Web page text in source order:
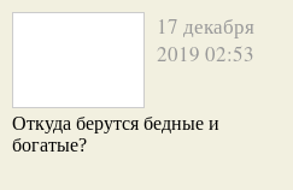
17 декабря
2019 02:53
Откуда берутся бедные и
богатые?